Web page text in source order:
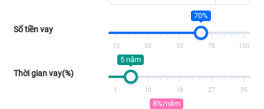
Số tiền vay
70%
10 33 55 78 100
Thời gian vay(%)
5 năm
1 10 18 27 35
8%/năm